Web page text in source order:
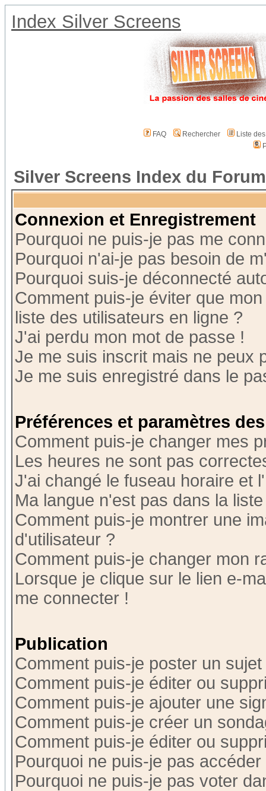
Index Silver Screens
FAQ Rechercher
Liste
Silver Screens Index du Forum
Connexion et Enregistrement
Pourquoi ne puis-je pas me
Pourquoi n'ai-je pas besoin de
Pourquoi suis-je déconnecté
Comment puis-je éviter que
liste des utilisateurs en ligne ?
J'ai perdu mon mot de passe !
Je me suis inscrit mais ne peux
Je me suis enregistré dans le
Préférences et paramètres
Comment puis-je changer mes
Les heures ne sont pas
J'ai changé le fuseau horaire et
Ma langue n'est pas dans la
Comment puis-je montrer une
d'utilisateur ?
Comment puis-je changer mon
Lorsque je clique sur le lien e-
me connecter !
Publication
Comment puis-je poster un
Comment puis-je éditer ou
Comment puis-je ajouter une
Comment puis-je créer un
Comment puis-je éditer ou
Pourquoi ne puis-je pas
Pourquoi ne puis-je pas voter